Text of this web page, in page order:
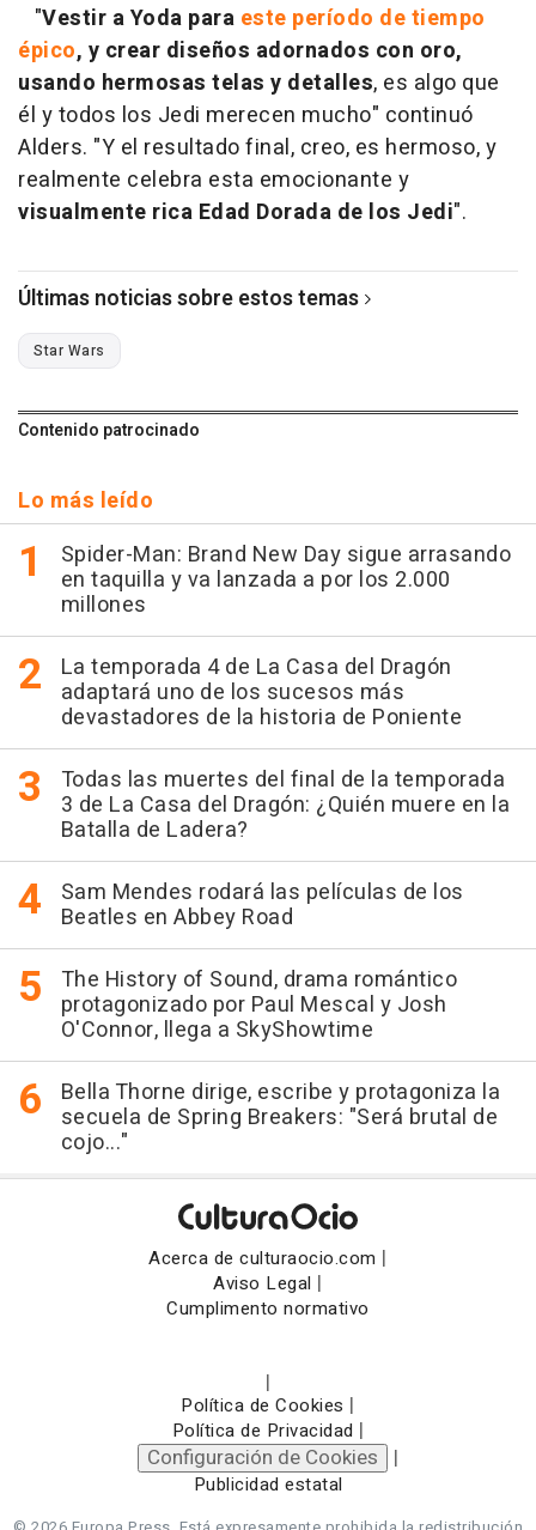
"Vestir a Yoda para este período de tiempo
épico, y crear diseños adornados con oro,
usando hermosas telas y detalles, es algo que
él y todos los Jedi merecen mucho" continuó
Alders. "Y el resultado final, creo, es hermoso, y
realmente celebra esta emocionante y
visualmente rica Edad Dorada de los Jedi".
Últimas noticias sobre estos temas
Star Wars
Contenido patrocinado
Lo más leído
Spider-Man: Brand New Day sigue arrasando
en taquilla y va lanzada a por los 2.000
millones
La temporada 4 de La Casa del Dragón
adaptará uno de los sucesos más
devastadores de la historia de Poniente
Todas las muertes del final de la temporada
3 de La Casa del Dragón: ¿Quién muere en la
Batalla de Ladera?
Sam Mendes rodará las películas de los
Beatles en Abbey Road
The History of Sound, drama romántico
protagonizado por Paul Mescal y Josh
O'Connor, llega a SkyShowtime
Bella Thorne dirige, escribe y protagoniza la
secuela de Spring Breakers: "Será brutal de
cojo..."
Acerca de culturaocio.com |
Aviso Legal |
Cumplimento normativo
|
Política de Cookies |
Política de Privacidad |
Configuración de Cookies |
Publicidad estatal